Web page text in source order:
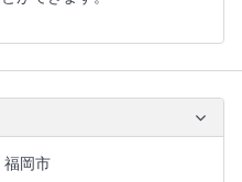
福岡市